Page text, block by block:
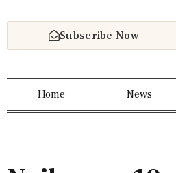
Subscribe Now
Home News